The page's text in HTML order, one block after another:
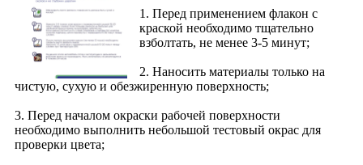
1. Перед применением флакон с
краской необходимо тщательно
взболтать, не менее 3-5 минут;
2. Наносить материалы только на
чистую, сухую и обезжиренную поверхность;
3. Перед началом окраски рабочей поверхности
необходимо выполнить небольшой тестовый окрас для
проверки цвета;